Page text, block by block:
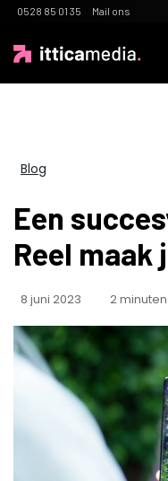
0528 85 01 35 Mail ons
Blog
Een
Reel maak
8 juni 2023 2